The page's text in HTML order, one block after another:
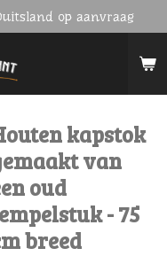
op aanvraag
kapstok
van
oud
- 75
breed